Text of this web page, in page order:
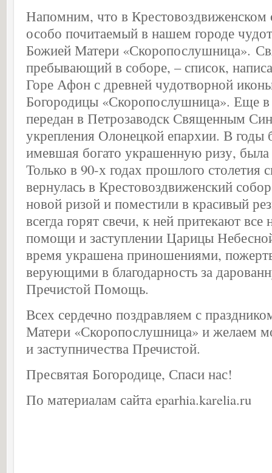
Напомним, что в Крестовоздвиженском
особо почитаемый в нашем городе
Божией Матери «Скоропослушница».
пребывающий в соборе, – список,
Горе Афон с древней чудотворной
Богородицы «Скоропослушница». Еще в
передан в Петрозаводск Священным
укрепления Олонецкой епархии. В годы
имевшая богато украшенную ризу, была
Только в 90-х годах прошлого столетия
вернулась в Крестовоздвиженский
новой ризой и поместили в красивый
всегда горят свечи, к ней притекают
помощи и заступлении Царицы
время украшена приношениями,
верующими в благодарность за
Пречистой Помощь.
Всех сердечно поздравляем с
Матери «Скоропослушница» и желаем
и заступничества Пречистой.
Пресвятая Богородице, Спаси нас!
По материалам сайта eparhia.karelia.ru